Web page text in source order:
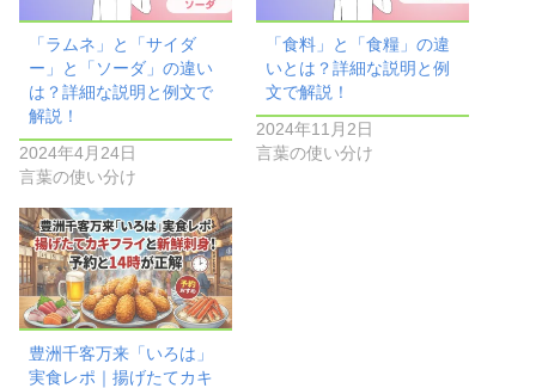
「ラムネ」と「サイダ
ー」と「ソーダ」の違い
は？詳細な説明と例文で
解説！
2024年4月24日
言葉の使い分け
「食料」と「食糧」の違
いとは？詳細な説明と例
文で解説！
2024年11月2日
言葉の使い分け
豊洲千客万来「いろは」
実食レポ｜揚げたてカキ